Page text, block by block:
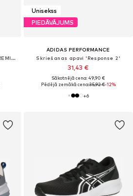
Skriešanas apavi 'PEGASUS PREMIUM'
Unisekss
PIEDĀVĀJUMS
ADIDAS PERFORMANCE
Skriešanas apavi 'Response 2'
31,43 €
Sākotnējā cena: 49,90 €
Pēdējā zemākā cena:35,92 €-12%
+6